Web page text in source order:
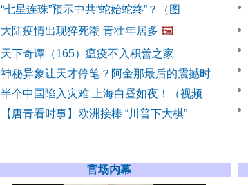
“七星连珠”预示中共“蛇始蛇终”？（图
大陆疫情出现猝死潮 青壮年居多 🖼️
天下奇谭（165）瘟疫不入积善之家
神秘异象让天才停笔？阿奎那最后的震撼时
半个中国陷入灾难 上海白昼如夜！（视频
【唐青看时事】欧洲接棒 “川普下大棋”
官场内幕